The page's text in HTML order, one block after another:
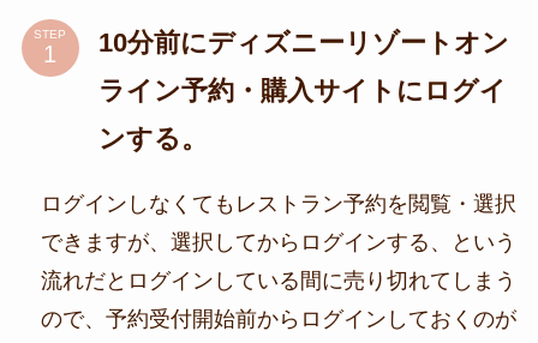
STEP
10分前にディズニーリゾートオン
ライン予約・購入サイトにログイ
ンする。
ログインしなくてもレストラン予約を閲覧・選択
できますが、選択してからログインする、という
流れだとログインしている間に売り切れてしまう
ので、予約受付開始前からログインしておくのが